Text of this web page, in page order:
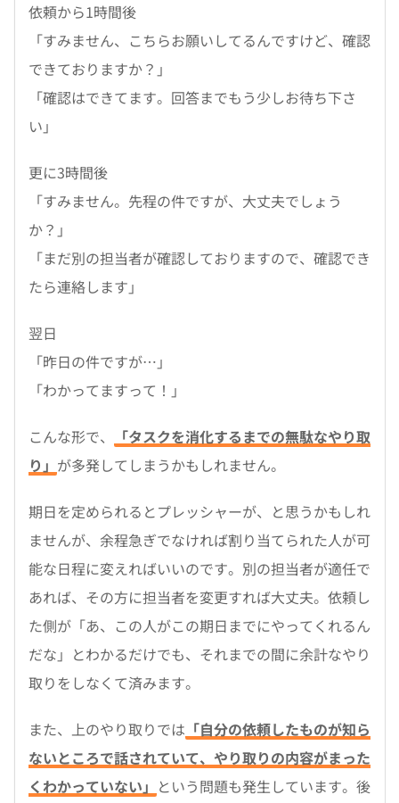
依頼から1時間後
「すみません、こちらお願いしてるんですけど、確認
できておりますか？」
「確認はできてます。回答までもう少しお待ち下さ
い」
更に3時間後
「すみません。先程の件ですが、大丈夫でしょう
か？」
「まだ別の担当者が確認しておりますので、確認でき
たら連絡します」
翌日
「昨日の件ですが…」
「わかってますって！」
こんな形で、
「タスクを消化するまでの無駄なやり取
り」 が多発してしまうかもしれません。
期日を定められるとプレッシャーが、と思うかもしれ
ませんが、余程急ぎでなければ割り当てられた人が可
能な日程に変えればいいのです。別の担当者が適任で
あれば、その方に担当者を変更すれば大丈夫。依頼し
た側が「あ、この人がこの期日までにやってくれるん
だな」とわかるだけでも、それまでの間に余計なやり
取りをしなくて済みます。
また、上のやり取りでは 「自分の依頼したものが知ら
ないところで話されていて、やり取りの内容がまった
くわかっていない」 という問題も発生しています。後